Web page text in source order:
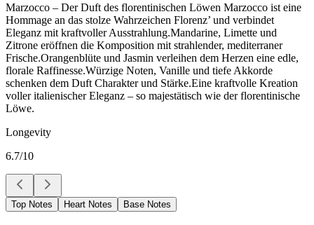
Marzocco – Der Duft des florentinischen Löwen Marzocco ist eine
Hommage an das stolze Wahrzeichen Florenz’ und verbindet
Eleganz mit kraftvoller Ausstrahlung.Mandarine, Limette und
Zitrone eröffnen die Komposition mit strahlender, mediterraner
Frische.Orangenblüte und Jasmin verleihen dem Herzen eine edle,
florale Raffinesse.Würzige Noten, Vanille und tiefe Akkorde
schenken dem Duft Charakter und Stärke.Eine kraftvolle Kreation
voller italienischer Eleganz – so majestätisch wie der florentinische
Löwe.
Longevity
6.7/10
Top Notes Heart Notes Base Notes